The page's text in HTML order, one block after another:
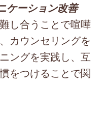
ケーション改善
し合うことで喧嘩
カウンセリングを
ングを実践し、互
をつけることで関